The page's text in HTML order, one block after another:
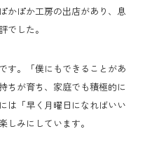
かぽか工房の出店があり、息
でした。
す。「僕にもできることがあ
ちが育ち、家庭でも積極的に
は「早く月曜日になればいい
しみにしています。